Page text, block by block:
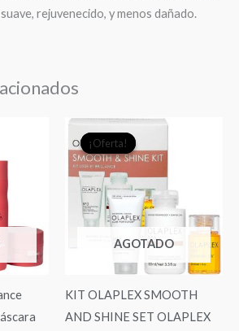
rejuvenecido, y menos dañado.
$27.000.
¡Oferta!
AGOTADO
¡Oferta!
KIT OLAPLEX SMOOTH
AND SHINE SET OLAPLEX
El
precio
original
era:
$77.970.